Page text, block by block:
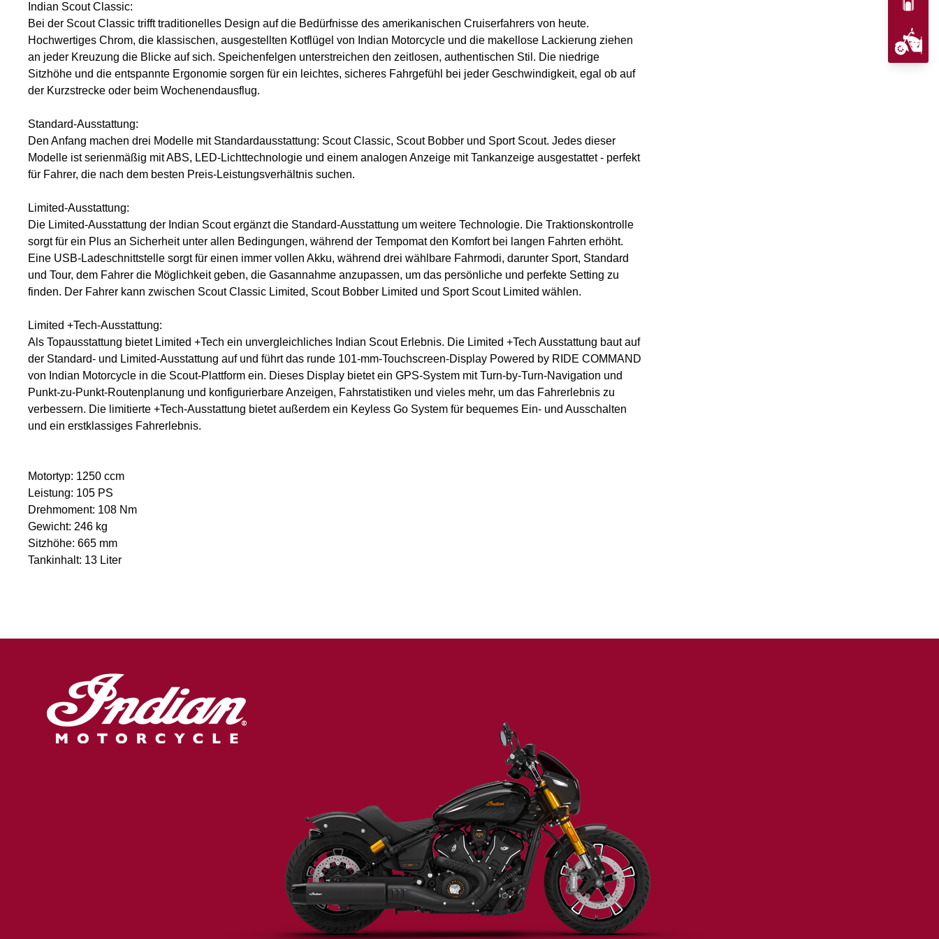
Indian Scout Classic:
Bei der Scout Classic trifft traditionelles Design auf die Bedürfnisse des amerikanischen Cruiserfahrers von heute.
Hochwertiges Chrom, die klassischen, ausgestellten Kotflügel von Indian Motorcycle und die makellose Lackierung ziehen
an jeder Kreuzung die Blicke auf sich. Speichenfelgen unterstreichen den zeitlosen, authentischen Stil. Die niedrige
Sitzhöhe und die entspannte Ergonomie sorgen für ein leichtes, sicheres Fahrgefühl bei jeder Geschwindigkeit, egal ob auf
der Kurzstrecke oder beim Wochenendausflug.
Standard-Ausstattung:
Den Anfang machen drei Modelle mit Standardausstattung: Scout Classic, Scout Bobber und Sport Scout. Jedes dieser
Modelle ist serienmäßig mit ABS, LED-Lichttechnologie und einem analogen Anzeige mit Tankanzeige ausgestattet - perfekt
für Fahrer, die nach dem besten Preis-Leistungsverhältnis suchen.
Limited-Ausstattung:
Die Limited-Ausstattung der Indian Scout ergänzt die Standard-Ausstattung um weitere Technologie. Die Traktionskontrolle
sorgt für ein Plus an Sicherheit unter allen Bedingungen, während der Tempomat den Komfort bei langen Fahrten erhöht.
Eine USB-Ladeschnittstelle sorgt für einen immer vollen Akku, während drei wählbare Fahrmodi, darunter Sport, Standard
und Tour, dem Fahrer die Möglichkeit geben, die Gasannahme anzupassen, um das persönliche und perfekte Setting zu
finden. Der Fahrer kann zwischen Scout Classic Limited, Scout Bobber Limited und Sport Scout Limited wählen.
Limited +Tech-Ausstattung:
Als Topausstattung bietet Limited +Tech ein unvergleichliches Indian Scout Erlebnis. Die Limited +Tech Ausstattung baut auf
der Standard- und Limited-Ausstattung auf und führt das runde 101-mm-Touchscreen-Display Powered by RIDE COMMAND
von Indian Motorcycle in die Scout-Plattform ein. Dieses Display bietet ein GPS-System mit Turn-by-Turn-Navigation und
Punkt-zu-Punkt-Routenplanung und konfigurierbare Anzeigen, Fahrstatistiken und vieles mehr, um das Fahrerlebnis zu
verbessern. Die limitierte +Tech-Ausstattung bietet außerdem ein Keyless Go System für bequemes Ein- und Ausschalten
und ein erstklassiges Fahrerlebnis.
Motortyp: 1250 ccm
Leistung: 105 PS
Drehmoment: 108 Nm
Gewicht: 246 kg
Sitzhöhe: 665 mm
Tankinhalt: 13 Liter